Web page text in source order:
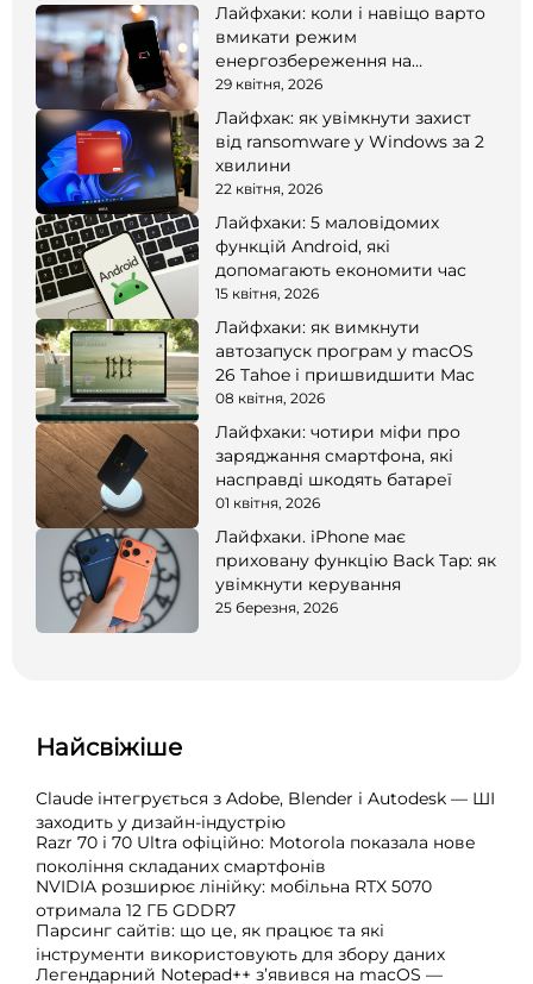
Лайфхаки: коли і навіщо варто
вмикати режим
енергозбереження на
смартфоні
29 квітня, 2026
Лайфхак: як увімкнути захист
від ransomware у Windows за 2
хвилини
22 квітня, 2026
Лайфхаки: 5 маловідомих
функцій Android, які
допомагають економити час
15 квітня, 2026
Лайфхаки: як вимкнути
автозапуск програм у macOS
26 Tahoe і пришвидшити Mac
08 квітня, 2026
Лайфхаки: чотири міфи про
заряджання смартфона, які
насправді шкодять батареї
01 квітня, 2026
Лайфхаки. iPhone має
приховану функцію Back Tap: як
увімкнути керування
25 березня, 2026
Найсвіжіше
Claude інтегрується з Adobe, Blender і Autodesk — ШІ
заходить у дизайн-індустрію
Razr 70 і 70 Ultra офіційно: Motorola показала нове
покоління складаних смартфонів
NVIDIA розширює лінійку: мобільна RTX 5070
отримала 12 ГБ GDDR7
Парсинг сайтів: що це, як працює та які
інструменти використовують для збору даних
Легендарний Notepad++ з’явився на macOS —